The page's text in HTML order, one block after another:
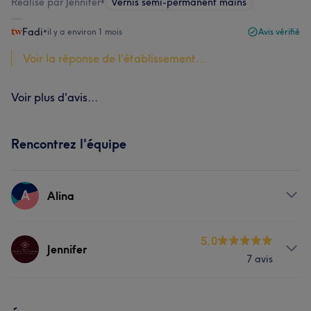
Fadi•il y a environ 1 mois Avis vérifié
Voir la réponse de l'établissement...
Voir plus d'avis...
Rencontrez l'équipe
A Alina
Prestations
Jennifer
5.0
7 avis